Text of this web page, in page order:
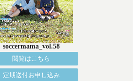
soccermama_vol.58
閲覧はこちら
定期送付お申し込み